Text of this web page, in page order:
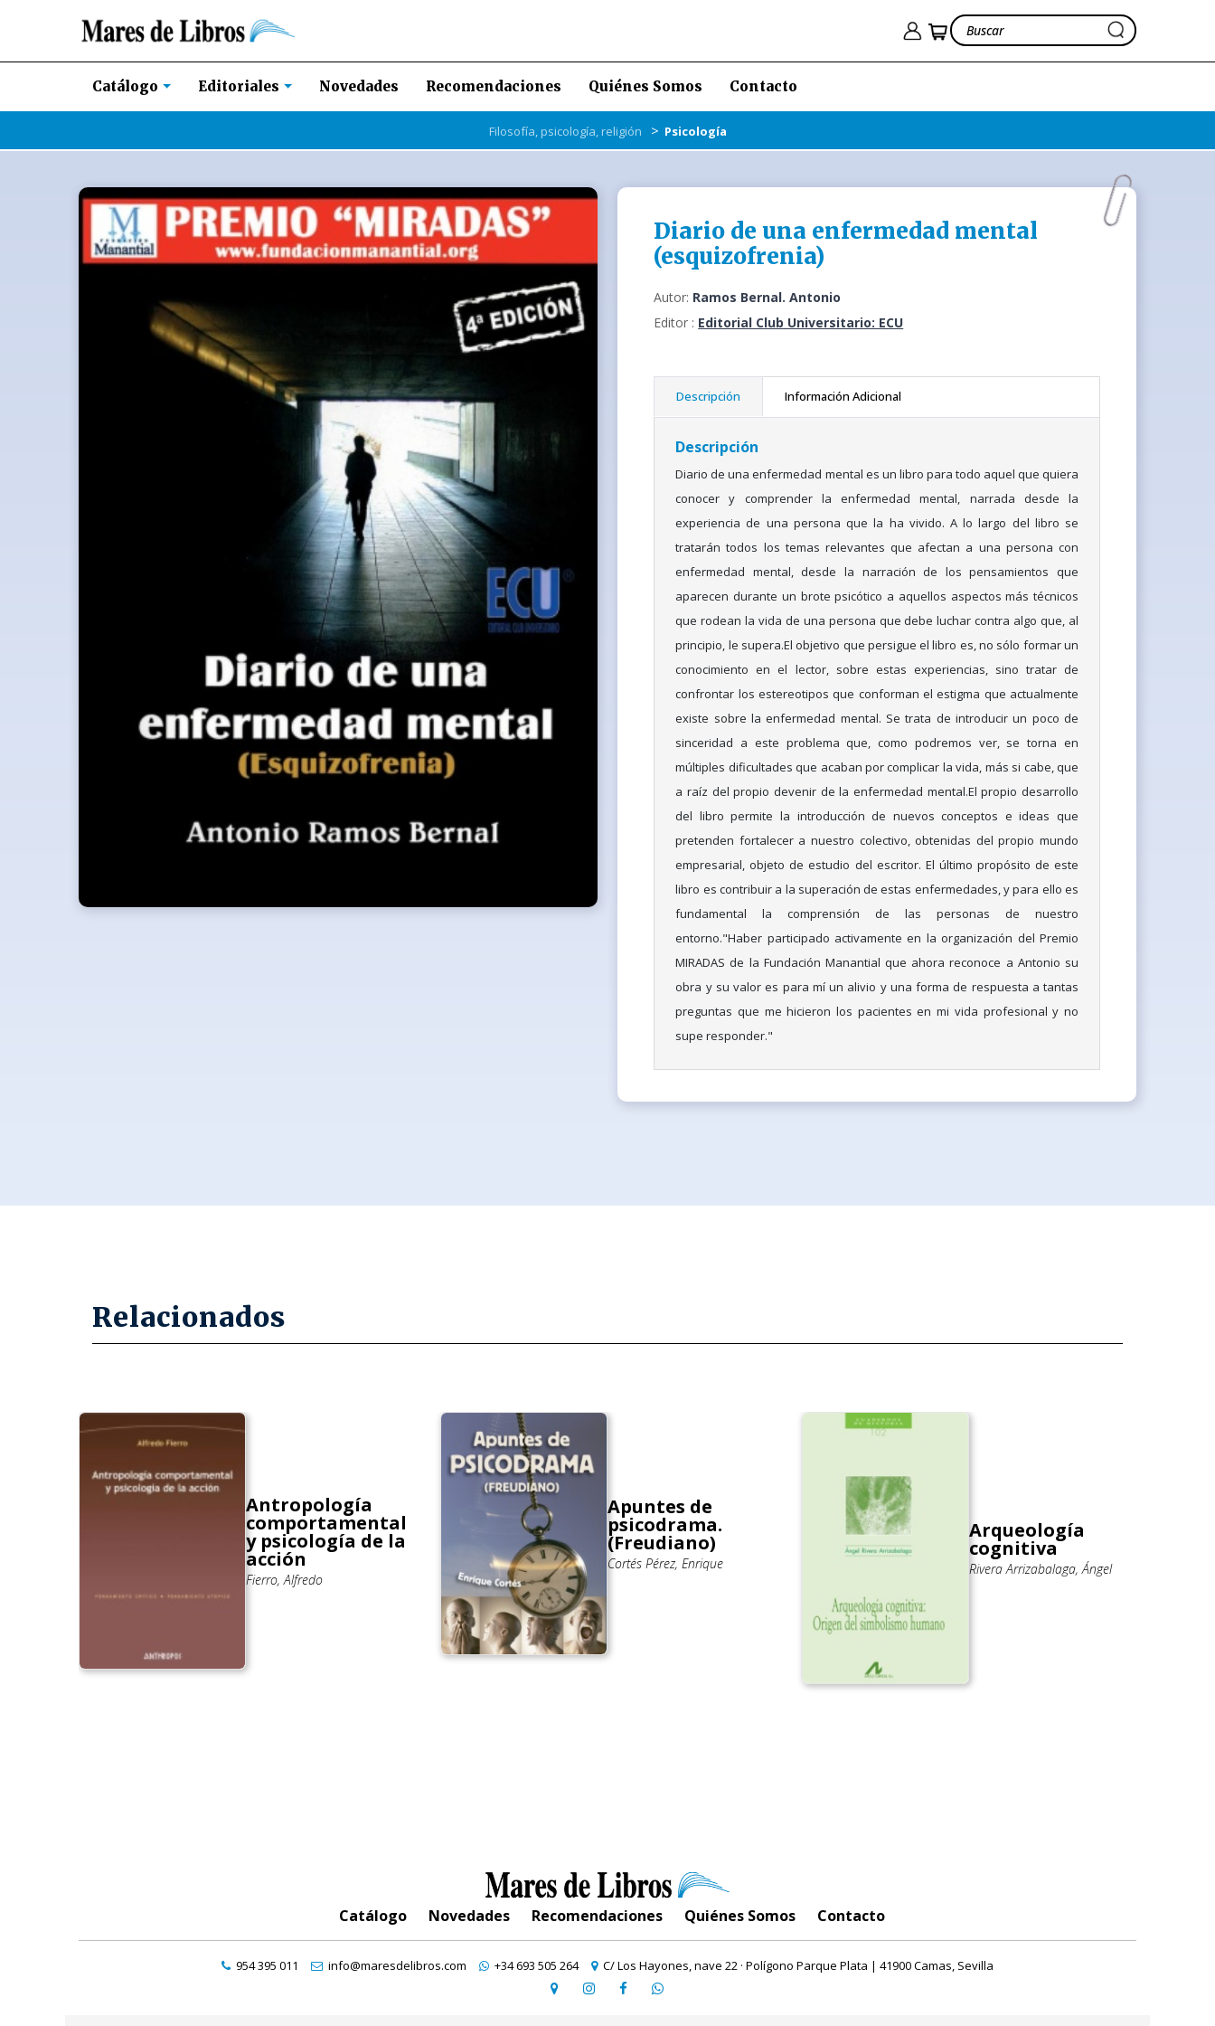
Catálogo Editoriales Novedades Recomendaciones Quiénes Somos Contacto
Filosofía, psicología, religión > Psicología
Diario de una enfermedad mental
(esquizofrenia)
Autor: Ramos Bernal. Antonio
Editor : Editorial Club Universitario: ECU
Descripción Información Adicional
Descripción
Diario de una enfermedad mental es un libro para todo aquel que quiera
conocer y comprender la enfermedad mental, narrada desde la
experiencia de una persona que la ha vivido. A lo largo del libro se
tratarán todos los temas relevantes que afectan a una persona con
enfermedad mental, desde la narración de los pensamientos que
aparecen durante un brote psicótico a aquellos aspectos más técnicos
que rodean la vida de una persona que debe luchar contra algo que, al
principio, le supera.El objetivo que persigue el libro es, no sólo formar un
conocimiento en el lector, sobre estas experiencias, sino tratar de
confrontar los estereotipos que conforman el estigma que actualmente
existe sobre la enfermedad mental. Se trata de introducir un poco de
sinceridad a este problema que, como podremos ver, se torna en
múltiples dificultades que acaban por complicar la vida, más si cabe, que
a raíz del propio devenir de la enfermedad mental.El propio desarrollo
del libro permite la introducción de nuevos conceptos e ideas que
pretenden fortalecer a nuestro colectivo, obtenidas del propio mundo
empresarial, objeto de estudio del escritor. El último propósito de este
libro es contribuir a la superación de estas enfermedades, y para ello es
fundamental la comprensión de las personas de nuestro
entorno."Haber participado activamente en la organización del Premio
MIRADAS de la Fundación Manantial que ahora reconoce a Antonio su
obra y su valor es para mí un alivio y una forma de respuesta a tantas
preguntas que me hicieron los pacientes en mi vida profesional y no
supe responder."
Relacionados
Antropología
comportamental
y psicología de la
acción
Fierro, Alfredo
Apuntes de
psicodrama.
(Freudiano)
Cortés Pérez, Enrique
Arqueología
cognitiva
Rivera Arrizabalaga, Ángel
Catálogo Novedades Recomendaciones Quiénes Somos Contacto
954 395 011 info@maresdelibros.com +34 693 505 264 C/ Los Hayones, nave 22 · Polígono Parque Plata | 41900 Camas, Sevilla